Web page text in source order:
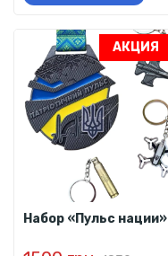
АКЦИЯ
Набор «Пульс нации»